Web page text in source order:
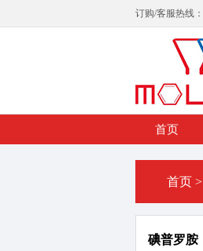
订购/客服热线：
首页
首页 >
碘普罗胺